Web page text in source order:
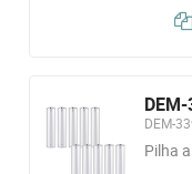
DEM-
Pilha